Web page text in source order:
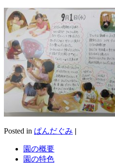
Posted in ぱんだぐみ |
園の概要
園の特色